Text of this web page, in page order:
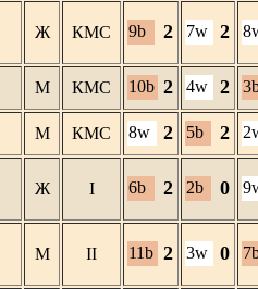
Ж КМС 9b 2 7w 2
М КМС 10b 2 4w 2
М КМС 8w 2 5b 2
Ж I 6b 2 2b 0
М II 11b 2 3w 0